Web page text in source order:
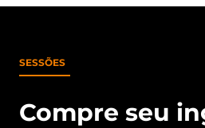
SESSÕES
Compre seu